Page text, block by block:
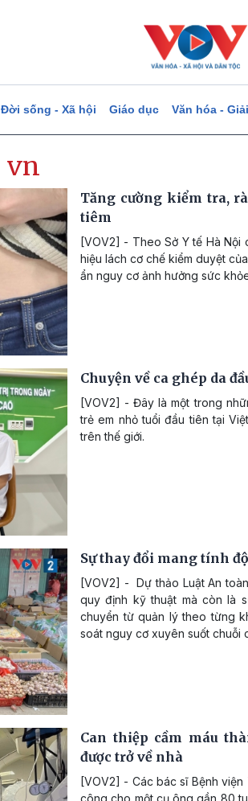
Đời sống - Xã hội Giáo dục Văn hóa -
vn
Tăng cường kiểm tra,
tiêm
[VOV2] - Theo Sở Y tế Hà Nội
hiệu lách cơ chế kiểm duyệt
ẩn nguy cơ ảnh hưởng sức
Chuyện về ca ghép da
[VOV2] - Đây là một trong
trẻ em nhỏ tuổi đầu tiên tại
trên thế giới.
Sự thay đổi mang tính
[VOV2] - Dự thảo Luật An
quy định kỹ thuật mà còn là
chuyển từ quản lý theo từng
soát nguy cơ xuyên suốt chuỗi
Can thiệp cầm máu
được trở về nhà
[VOV2] - Các bác sĩ Bệnh